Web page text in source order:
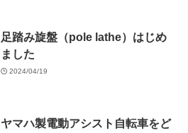
足踏み旋盤（pole lathe）はじめ
ました
2024/04/19
ヤマハ製電動アシスト自転車をど